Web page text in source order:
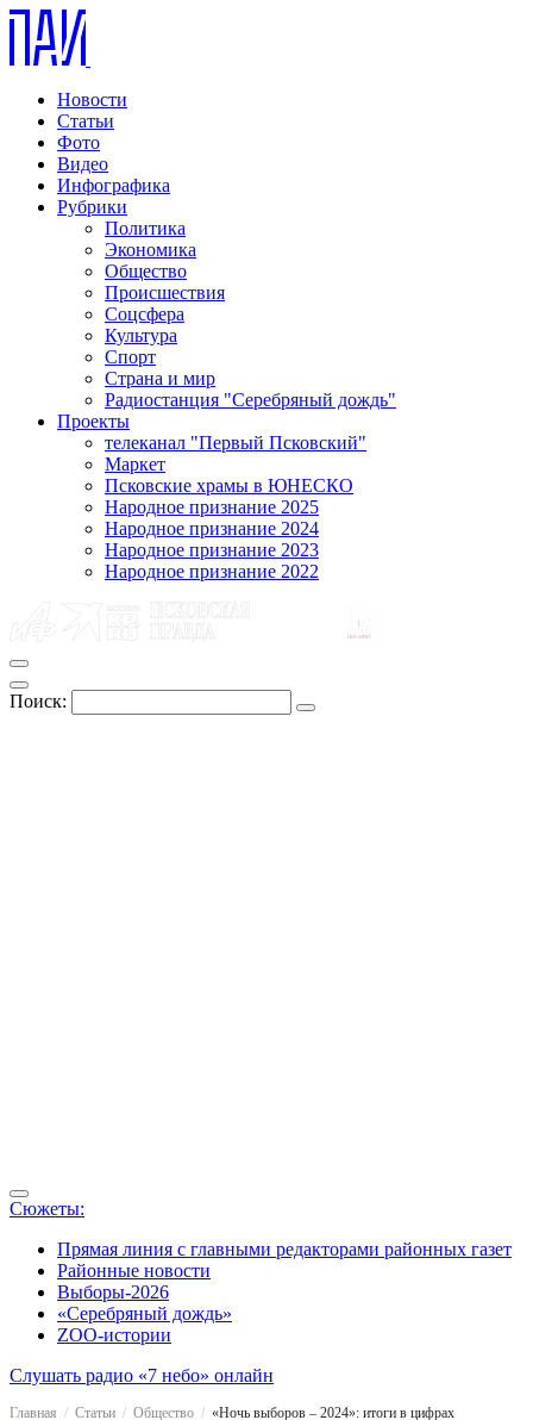
Новости
Статьи
Фото
Видео
Инфографика
Рубрики
Политика
Экономика
Общество
Происшествия
Соцсфера
Культура
Спорт
Страна и мир
Радиостанция "Серебряный дождь"
Проекты
телеканал "Первый Псковский"
Маркет
Псковские храмы в ЮНЕСКО
Народное признание 2025
Народное признание 2024
Народное признание 2023
Народное признание 2022
Поиск:
Сюжеты:
Прямая линия с главными редакторами районных газет
Районные новости
Выборы-2026
«Серебряный дождь»
ZOO-истории
Слушать радио «7 небо» онлайн
Главная Статьи Общество «Ночь выборов – 2024»: итоги в цифрах